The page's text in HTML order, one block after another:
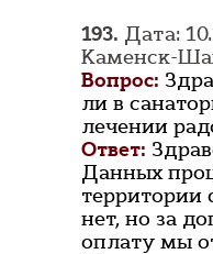
193. Дата:
Каменск-
Вопрос:
ли в
лечении
Ответ:
Данных
территории
нет, но за
оплату мы